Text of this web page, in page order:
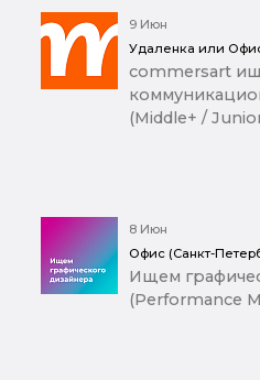
9 Июн
Удаленка или
commersart
(Middle+ /
8 Июн
Офис (Санкт-
Ищем
(Performance